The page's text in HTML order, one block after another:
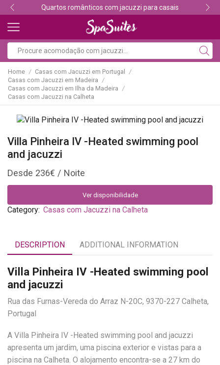
Quartos românticos com jacuzzi para casais
Home / Casas com Jacuzzi em Portugal /
Casas com Jacuzzi em Madeira /
Casas com Jacuzzi em Ilha da Madeira /
Casas com Jacuzzi na Calheta
Villa Pinheira IV -Heated swimming pool
and jacuzzi
236€
Ver disponibilidade
Category: Casas com Jacuzzi na Calheta
DESCRIPTION ADDITIONAL INFORMATION
Villa Pinheira IV -Heated swimming pool
and jacuzzi
Rua das Furnas-Vereda do Arraz N-20C, 9370-227 Calheta,
Portugal
A Villa Pinheira IV -Heated swimming pool and jacuzzi
apresenta um jardim, uma piscina exterior e vistas para a
piscina na Calheta. O alojamento encontra-se a 27 km do